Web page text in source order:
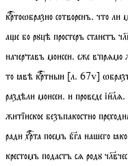
кртоѡбразно сотворенъ. что
ае бо рꙋцѣ простеръ станетъ
начертавъ моисеи. еже
то ꙗвѣ кртныи[л. 67v]
раздѣли моисеи. и проведе
житїиское безъпакостно
ради хрта поемъ бга нашего
крестомъ подастъ сѧ родꙋ